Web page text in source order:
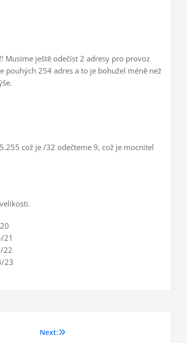
Musíme ještě odečíst 2 adresy pro provoz
pouhých 254 adres a to je bohužel méně než
což je /32 odečteme 9, což je mocnitel
Next: